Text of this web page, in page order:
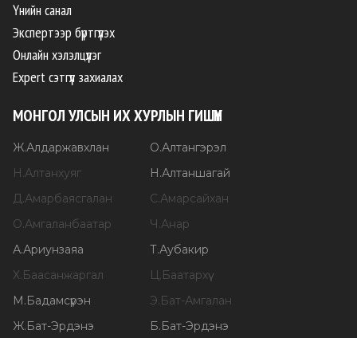
Үнийн санал
Экспертээр бүртгүүлэх
Онлайн хэлэлцүүлэг
Expert сэтгүүл захиалах
МОНГОЛ УЛСЫН ИХ ХУРЛЫН ГИШҮҮН
Ж.Алдаржавхлан О.Алтангэрэл
Н .Алтанхуяг Н .Алтаншагай
Д.Амарбаясгалан С.Амарсайхан
О.Амгаланбаатар Ч .Анар
А.Ариунзаяа Т.Аубакир
Х. Баасанжаргал Ц. Баатархүү
М . Бадамсүрэн Э. Бат-Амгалан
Ж. Бат-Эрдэнэ Б. Бат-Эрдэнэ